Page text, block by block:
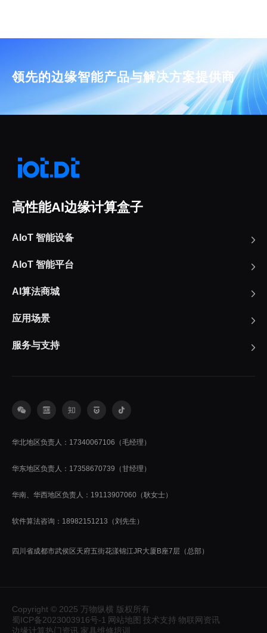
领先的边缘智能产品与解决方案提供商
高性能AI边缘计算盒子
AIoT 智能设备
AIoT 智能平台
AI算法商城
应用场景
服务与支持
华北地区负责人：17340067106（毛经理）
华东地区负责人：17358670739（甘经理）
华南、华西地区负责人：19113907060（耿女士）
软件算法咨询：18982151213（刘先生）
四川省成都市武侯区天府五街花漾锦江JR大厦B座7层（总部）
Copyright © 2025 万物纵横 版权所有
蜀ICP备2023003916号-1 网站地图 技术支持 物联网资讯
边缘计算热门资讯 家具维修培训